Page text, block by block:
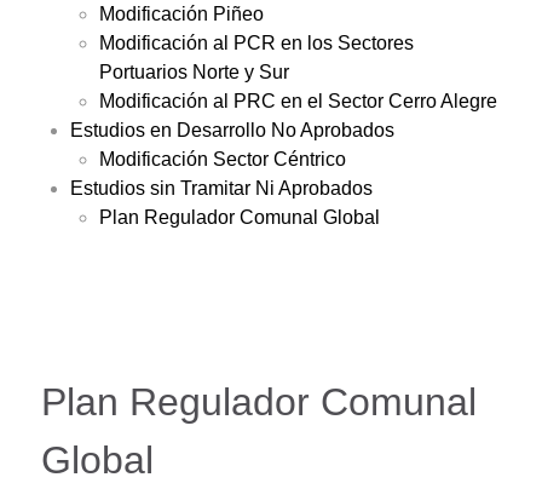
Modificación Piñeo
Modificación al PCR en los Sectores
Portuarios Norte y Sur
Modificación al PRC en el Sector Cerro Alegre
Estudios en Desarrollo No Aprobados
Modificación Sector Céntrico
Estudios sin Tramitar Ni Aprobados
Plan Regulador Comunal Global
Plan Regulador Comunal
Global